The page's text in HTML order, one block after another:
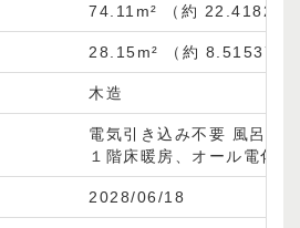
74.11m² （約 22.418275
28.15m² （約 8.515375
木造
電気引き込み不要
風呂(電
１階床暖房、オール電化
2028/06/18